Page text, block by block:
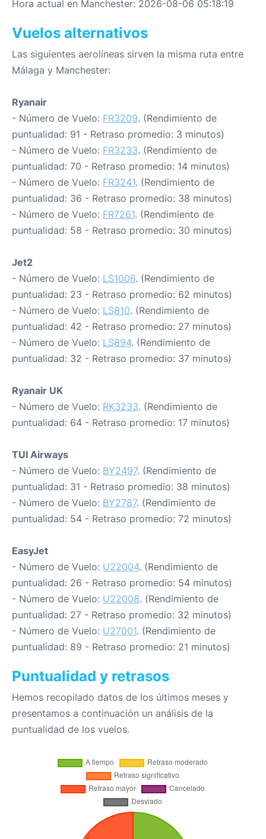
Hora actual en Manchester: 2026-08-06 05:18:19
Vuelos alternativos
Las siguientes aerolíneas sirven la misma ruta entre
Málaga y Manchester:
Ryanair
- Número de Vuelo: FR3209. (Rendimiento de
puntualidad: 91 - Retraso promedio: 3 minutos)
- Número de Vuelo: FR3233. (Rendimiento de
puntualidad: 70 - Retraso promedio: 14 minutos)
- Número de Vuelo: FR3241. (Rendimiento de
puntualidad: 36 - Retraso promedio: 38 minutos)
- Número de Vuelo: FR7261. (Rendimiento de
puntualidad: 58 - Retraso promedio: 30 minutos)
Jet2
- Número de Vuelo: LS1006. (Rendimiento de
puntualidad: 23 - Retraso promedio: 62 minutos)
- Número de Vuelo: LS810. (Rendimiento de
puntualidad: 42 - Retraso promedio: 27 minutos)
- Número de Vuelo: LS894. (Rendimiento de
puntualidad: 32 - Retraso promedio: 37 minutos)
Ryanair UK
- Número de Vuelo: RK3233. (Rendimiento de
puntualidad: 64 - Retraso promedio: 17 minutos)
TUI Airways
- Número de Vuelo: BY2497. (Rendimiento de
puntualidad: 31 - Retraso promedio: 38 minutos)
- Número de Vuelo: BY2787. (Rendimiento de
puntualidad: 54 - Retraso promedio: 72 minutos)
EasyJet
- Número de Vuelo: U22004. (Rendimiento de
puntualidad: 26 - Retraso promedio: 54 minutos)
- Número de Vuelo: U22008. (Rendimiento de
puntualidad: 27 - Retraso promedio: 32 minutos)
- Número de Vuelo: U27001. (Rendimiento de
puntualidad: 89 - Retraso promedio: 21 minutos)
Puntualidad y retrasos
Hemos recopilado datos de los últimos meses y
presentamos a continuación un análisis de la
puntualidad de los vuelos.